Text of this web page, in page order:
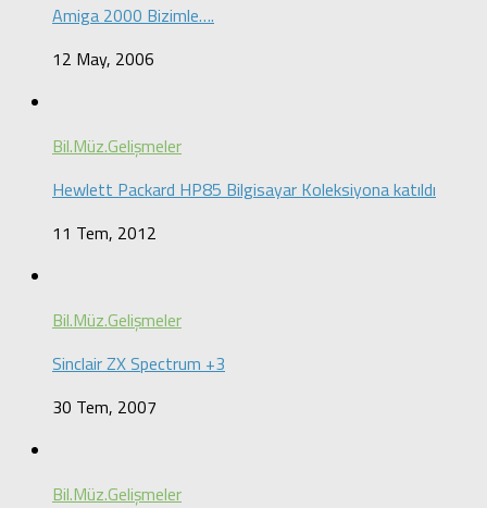
Amiga 2000 Bizimle….
12 May, 2006
Bil.Müz.Gelişmeler
Hewlett Packard HP85 Bilgisayar Koleksiyona katıldı
11 Tem, 2012
Bil.Müz.Gelişmeler
Sinclair ZX Spectrum +3
30 Tem, 2007
Bil.Müz.Gelişmeler